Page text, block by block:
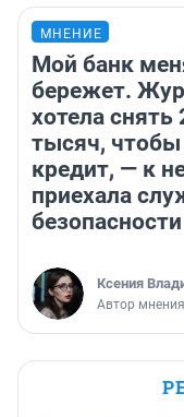
МНЕНИЕ
Мой банк
бережет.
хотела снять
тысяч, чтобы
кредит, — к
приехала
безопасности
Ксения
Автор мнения